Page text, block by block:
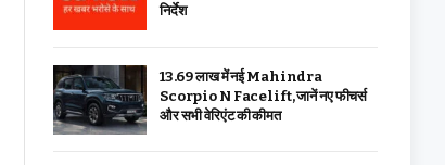
निर्देश
₹13.69 लाख में नई Mahindra
Scorpio N Facelift, जानें नए फीचर्स
और सभी वेरिएंट की कीमत